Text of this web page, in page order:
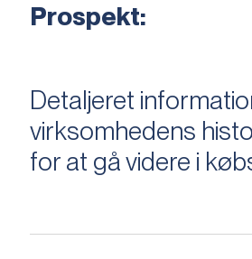
Prospekt:
Detaljeret
virksomhedens
for at gå videre i